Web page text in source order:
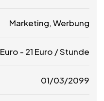
Marketing, Werbung
Euro - 21 Euro / Stunde
01/03/2099